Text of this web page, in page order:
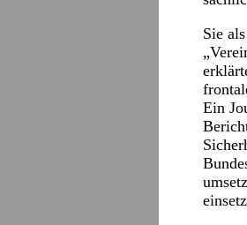
Sie
Ein